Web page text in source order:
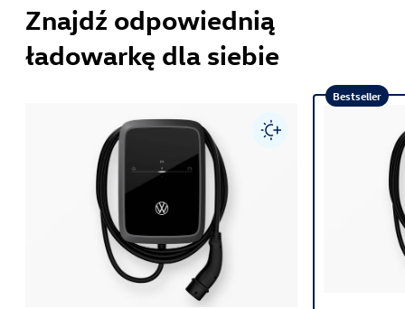
Znajdź odpowiednią
ładowarkę dla siebie
Bestseller